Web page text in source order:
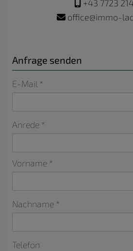
+43 7723
office@immo-
Anfrage senden
E-Mail
Anrede
Vorname
Nachname
Telefon